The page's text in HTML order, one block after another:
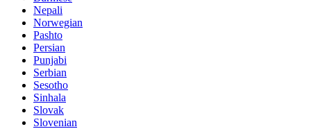
Nepali
Norwegian
Pashto
Persian
Punjabi
Serbian
Sesotho
Sinhala
Slovak
Slovenian